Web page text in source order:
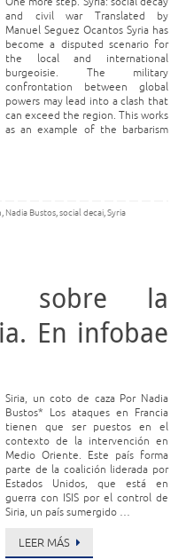
and civil war Translated by
Manuel Seguez Ocantos Syria has
become a disputed scenario for
the local and international
burgeoisie. The military
confrontation between global
powers may lead into a clash that
can exceed the region. This works
as an example of the barbarism
, Nadia Bustos,social decai,Syria
sobre la
En infobae
Siria, un coto de caza Por Nadia
Bustos* Los ataques en Francia
tienen que ser puestos en el
contexto de la intervención en
Medio Oriente. Este país forma
parte de la coalición liderada por
Estados Unidos, que está en
guerra con ISIS por el control de
Siria, un país sumergido …
LEER MÁS